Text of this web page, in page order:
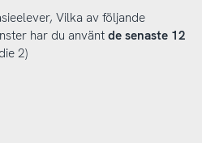
Vilka av följande
har du använt de senaste 12
2)